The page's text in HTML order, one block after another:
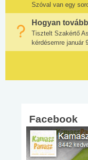
Szóval van egy
Hogyan
Tisztelt Szakértő
kérdésemre január
Facebook